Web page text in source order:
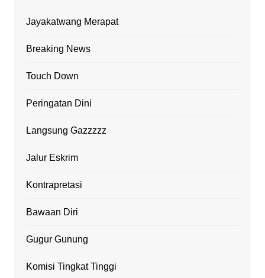
Jayakatwang Merapat
Breaking News
Touch Down
Peringatan Dini
Langsung Gazzzzz
Jalur Eskrim
Kontrapretasi
Bawaan Diri
Gugur Gunung
Komisi Tingkat Tinggi